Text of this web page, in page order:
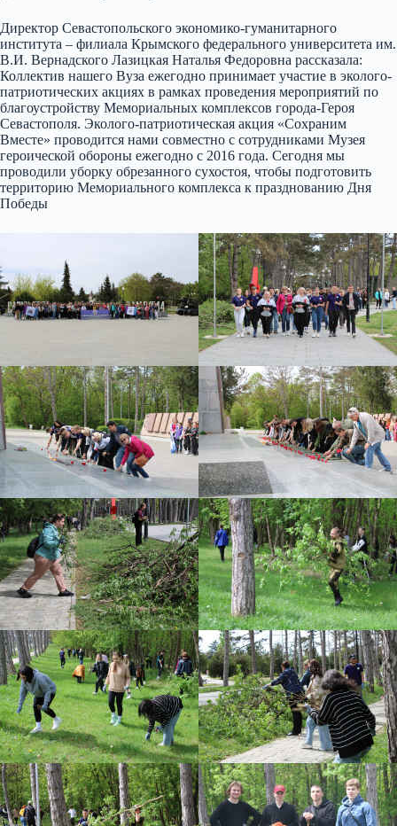
Директор Севастопольского экономико-гуманитарного
института – филиала Крымского федерального университета им.
В.И. Вернадского Лазицкая Наталья Федоровна рассказала:
Коллектив нашего Вуза ежегодно принимает участие в эколого-
патриотических акциях в рамках проведения мероприятий по
благоустройству Мемориальных комплексов города-Героя
Севастополя. Эколого-патриотическая акция «Сохраним
Вместе» проводится нами совместно с сотрудниками Музея
героической обороны ежегодно с 2016 года. Сегодня мы
проводили уборку обрезанного сухостоя, чтобы подготовить
территорию Мемориального комплекса к празднованию Дня
Победы